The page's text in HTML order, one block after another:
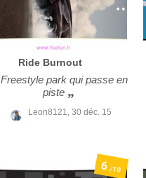
Ride Burnout
Freestyle park qui passe en
piste
Leon8121, 30 déc. 15
6/10